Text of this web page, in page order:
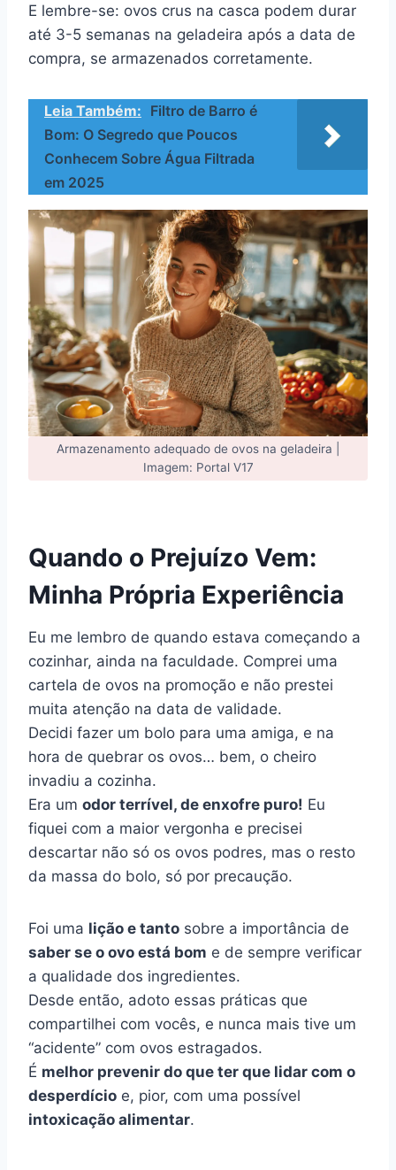
E lembre-se: ovos crus na casca podem durar
até 3-5 semanas na geladeira após a data de
compra, se armazenados corretamente.
Leia Também: Filtro de Barro é
Bom: O Segredo que Poucos
Conhecem Sobre Água Filtrada
em 2025
Armazenamento adequado de ovos na geladeira |
Imagem: Portal V17
Quando o Prejuízo Vem:
Minha Própria Experiência
Eu me lembro de quando estava começando a
cozinhar, ainda na faculdade. Comprei uma
cartela de ovos na promoção e não prestei
muita atenção na data de validade.
Decidi fazer um bolo para uma amiga, e na
hora de quebrar os ovos… bem, o cheiro
invadiu a cozinha.
Era um odor terrível, de enxofre puro! Eu
fiquei com a maior vergonha e precisei
descartar não só os ovos podres, mas o resto
da massa do bolo, só por precaução.
Foi uma lição e tanto sobre a importância de
saber se o ovo está bom e de sempre verificar
a qualidade dos ingredientes.
Desde então, adoto essas práticas que
compartilhei com vocês, e nunca mais tive um
“acidente” com ovos estragados.
É melhor prevenir do que ter que lidar com o
desperdício e, pior, com uma possível
intoxicação alimentar.